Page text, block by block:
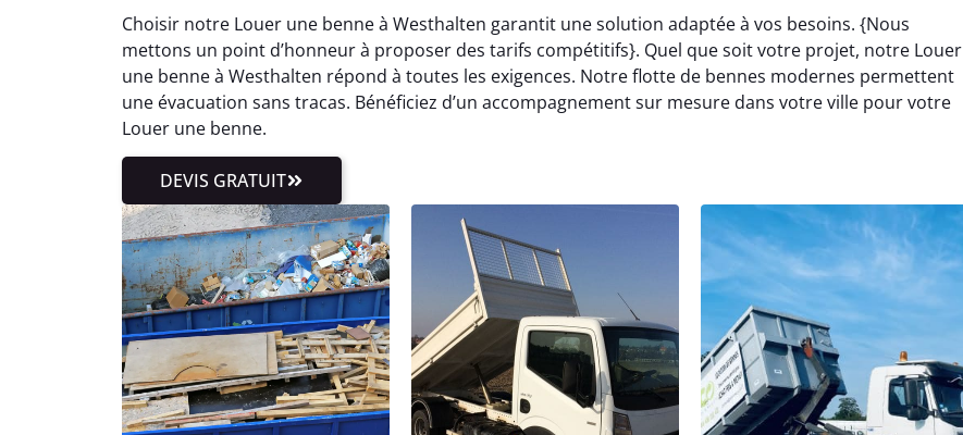
Choisir notre Louer une benne à Westhalten garantit une solution adaptée à vos besoins. {Nous
mettons un point d’honneur à proposer des tarifs compétitifs}. Quel que soit votre projet, notre Louer
une benne à Westhalten répond à toutes les exigences. Notre flotte de bennes modernes permettent
une évacuation sans tracas. Bénéficiez d’un accompagnement sur mesure dans votre ville pour votre
Louer une benne.
DEVIS GRATUIT